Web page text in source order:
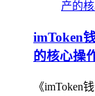
imToken
的核心操
《imToken